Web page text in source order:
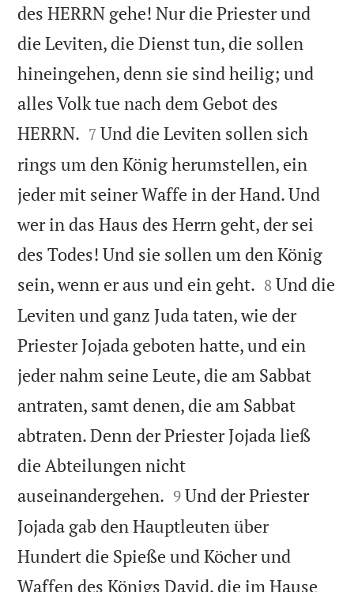
des HERRN gehe! Nur die Priester und
die Leviten, die Dienst tun, die sollen
hineingehen, denn sie sind heilig; und
alles Volk tue nach dem Gebot des
HERRN. 

7 Und die Leviten sollen sich
rings um den König herumstellen, ein
jeder mit seiner Waffe in der Hand. Und
wer in das Haus des Herrn geht, der sei
des Todes! Und sie sollen um den König
sein, wenn er aus und ein geht. 

8 Und die
Leviten und ganz Juda taten, wie der
Priester Jojada geboten hatte, und ein
jeder nahm seine Leute, die am Sabbat
antraten, samt denen, die am Sabbat
abtraten. Denn der Priester Jojada ließ
die Abteilungen nicht
auseinandergehen. 

9 Und der Priester
Jojada gab den Hauptleuten über
Hundert die Spieße und Köcher und
Waffen des Königs David, die im Hause